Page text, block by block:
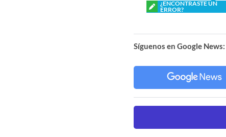
¿ENCONTRASTE UN
ERROR?
Síguenos en Google News: